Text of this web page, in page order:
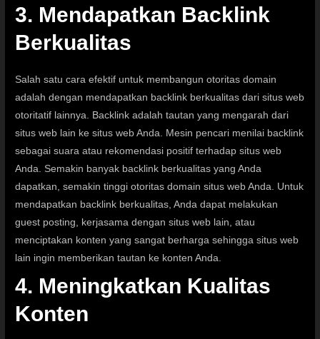
3. Mendapatkan Backlink
Berkualitas
Salah satu cara efektif untuk membangun otoritas domain
adalah dengan mendapatkan backlink berkualitas dari situs web
otoritatif lainnya. Backlink adalah tautan yang mengarah dari
situs web lain ke situs web Anda. Mesin pencari menilai backlink
sebagai suara atau rekomendasi positif terhadap situs web
Anda. Semakin banyak backlink berkualitas yang Anda
dapatkan, semakin tinggi otoritas domain situs web Anda. Untuk
mendapatkan backlink berkualitas, Anda dapat melakukan
guest posting, kerjasama dengan situs web lain, atau
menciptakan konten yang sangat berharga sehingga situs web
lain ingin memberikan tautan ke konten Anda.
4. Meningkatkan Kualitas
Konten